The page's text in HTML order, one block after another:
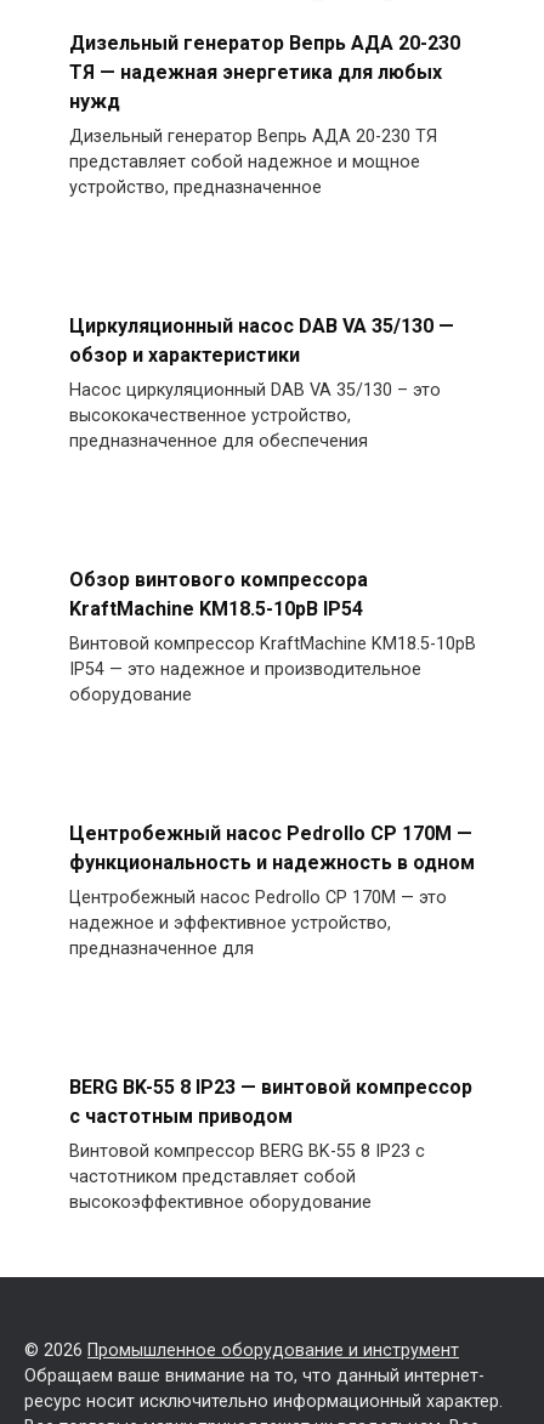
Дизельный генератор Вепрь АДА 20-230
ТЯ — надежная энергетика для любых
нужд
Дизельный генератор Вепрь АДА 20-230 ТЯ
представляет собой надежное и мощное
устройство, предназначенное
Циркуляционный насос DAB VA 35/130 —
обзор и характеристики
Насос циркуляционный DAB VA 35/130 – это
высококачественное устройство,
предназначенное для обеспечения
Обзор винтового компрессора
KraftMachine KM18.5-10рВ IP54
Винтовой компрессор KraftMachine KM18.5-10рВ
IP54 — это надежное и производительное
оборудование
Центробежный насос Pedrollo CP 170M —
функциональность и надежность в одном
Центробежный насос Pedrollo CP 170M — это
надежное и эффективное устройство,
предназначенное для
BERG BK-55 8 IP23 — винтовой компрессор
с частотным приводом
Винтовой компрессор BERG BK-55 8 IP23 с
частотником представляет собой
высокоэффективное оборудование
© 2026 Промышленное оборудование и инструмент
Обращаем ваше внимание на то, что данный интернет-
ресурс носит исключительно информационный характер.